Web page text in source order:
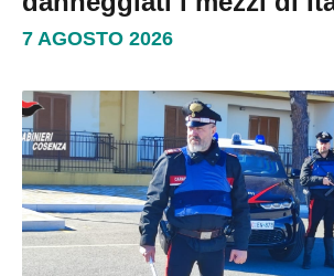
7 AGOSTO 2026